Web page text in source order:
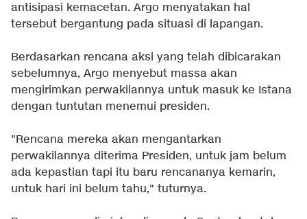
antisipasi kemacetan. Argo menyatakan hal
tersebut bergantung pada situasi di lapangan.
Berdasarkan rencana aksi yang telah dibicarakan
sebelumnya, Argo menyebut massa akan
mengirimkan perwakilannya untuk masuk ke Istana
dengan tuntutan menemui presiden.
"Rencana mereka akan mengantarkan
perwakilannya diterima Presiden, untuk jam belum
ada kepastian tapi itu baru rencananya kemarin,
untuk hari ini belum tahu," tuturnya.